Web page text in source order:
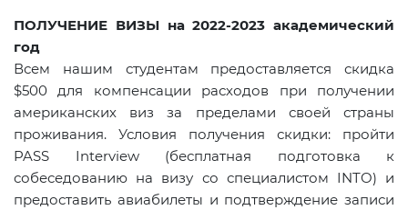
ПОЛУЧЕНИЕ ВИЗЫ на 2022-2023 академический
год
Всем нашим студентам предоставляется скидка
$500 для компенсации расходов при получении
американских виз за пределами своей страны
проживания. Условия получения скидки: пройти
PASS Interview (бесплатная подготовка к
собеседованию на визу со специалистом INTO) и
предоставить авиабилеты и подтверждение записи